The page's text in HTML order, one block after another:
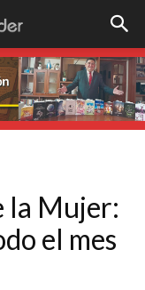
la Mujer:
el mes